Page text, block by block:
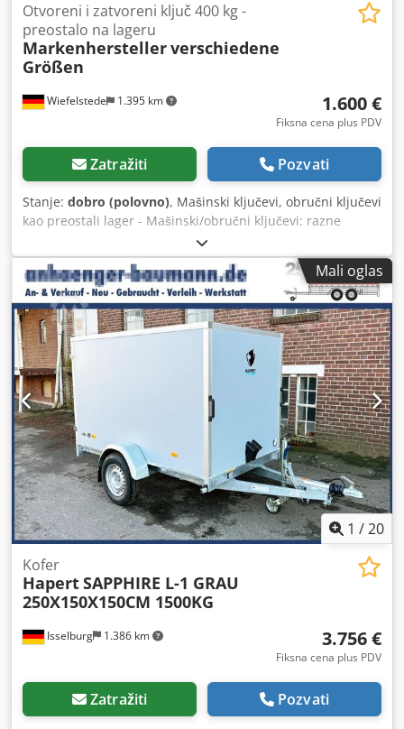
Wiefelstede 1.395 km
Otvoreni i zatvoreni ključ 400 kg -
preostalo na lageru
Markenherstellerverschiedene
Größen
1.600 €
Fiksna cena plus PDV
Zatražiti Pozvati
Stanje: dobro (polovno), Mašinski ključevi, obručni ključevi
kao preostali lager - Mašinski/obručni ključevi: razne
veličine, sa transportnim sandukom - Težina alata: oko 400
kg - Proizvođač: razni renomirani proizvođači, vidi slike -
Prodaje se/cena: isključivo u kompletu Dodpfx Ajx
Swareiueck - Transportni sanduk: 1200/810/V350 mm -
Ukupna težina: 466 kg
Mali oglas
1 /20
Isselburg 1.386 km
Kofer
HapertSAPPHIRE L-1 GRAU
250X150X150CM 1500KG
3.756 €
Fiksna cena plus PDV
Zatražiti Pozvati